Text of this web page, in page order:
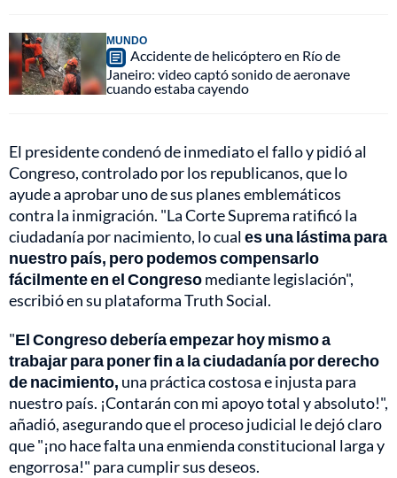
MUNDO
Accidente de helicóptero en Río de
Janeiro: video captó sonido de aeronave
cuando estaba cayendo
El presidente condenó de inmediato el fallo y pidió al
Congreso, controlado por los republicanos, que lo
ayude a aprobar uno de sus planes emblemáticos
contra la inmigración. "La Corte Suprema ratificó la
ciudadanía por nacimiento, lo cuales una lástima para
nuestro país, pero podemos compensarlo
fácilmente en el Congresomediante legislación",
escribió en su plataforma Truth Social.
"El Congreso debería empezar hoy mismo a
trabajar para poner fin a la ciudadanía por derecho
de nacimiento, una práctica costosa e injusta para
nuestro país. ¡Contarán con mi apoyo total y absoluto!",
añadió, asegurando que el proceso judicial le dejó claro
que "¡no hace falta una enmienda constitucional larga y
engorrosa!" para cumplir sus deseos.